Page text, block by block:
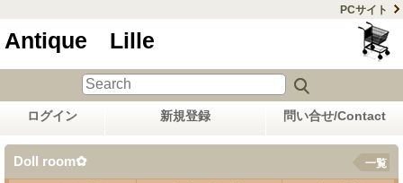
PCサイト
Antique Lille
ログイン 新規登録 問い合せ/Contact
Doll room✿ 一覧